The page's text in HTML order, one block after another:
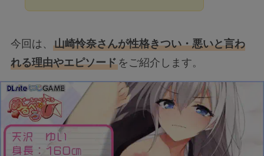
今回は、 山崎怜奈さんが性格きつい・悪いと言わ
れる理由やエピソードをご紹介します。